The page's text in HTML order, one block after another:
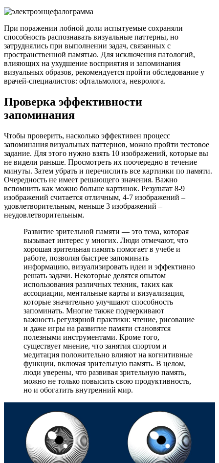
При поражении лобной доли испытуемые сохраняли
способность распознавать визуальные паттерны, но
затруднялись при выполнении задач, связанных с
пространственной памятью. Для исключения патологий,
влияющих на ухудшение восприятия и запоминания
визуальных образов, рекомендуется пройти обследование у
врачей-специалистов: офтальмолога, невролога.
Проверка эффективности
запоминания
Чтобы проверить, насколько эффективен процесс
запоминания визуальных паттернов, можно пройти тестовое
задание. Для этого нужно взять 10 изображений, которые вы
не видели раньше. Просмотреть их поочередно в течение
минуты. Затем убрать и перечислить все картинки по памяти.
Очередность не имеет решающего значения. Важно
вспомнить как можно больше картинок. Результат 8-9
изображений считается отличным, 4-7 изображений –
удовлетворительным, меньше 3 изображений –
неудовлетворительным.
Развитие зрительной памяти — это тема, которая
вызывает интерес у многих. Люди отмечают, что
хорошая зрительная память помогает в учебе и
работе, позволяя быстрее запоминать
информацию, визуализировать идеи и эффективно
решать задачи. Некоторые делятся опытом
использования различных техник, таких как
ассоциации, ментальные карты и визуализация,
которые значительно улучшают способность
запоминать. Многие также подчеркивают
важность регулярной практики: чтение, рисование
и даже игры на развитие памяти становятся
полезными инструментами. Кроме того,
существует мнение, что занятия спортом и
медитация положительно влияют на когнитивные
функции, включая зрительную память. В целом,
люди уверены, что развивая зрительную память,
можно не только повысить свою продуктивность,
но и обогатить внутренний мир.